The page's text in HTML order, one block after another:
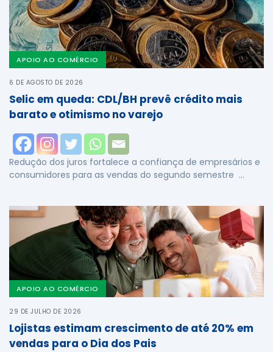
APOIO AO COMÉRCIO
6 DE AGOSTO DE 2026
Selic em queda: CDL/BH prevê crédito mais
barato e otimismo no varejo
Redução dos juros fortalece a confiança de empresários e
consumidores para as vendas do segundo semestre …
APOIO AO COMÉRCIO
29 DE JULHO DE 2026
Lojistas estimam crescimento de até 20% em
vendas para o Dia dos Pais